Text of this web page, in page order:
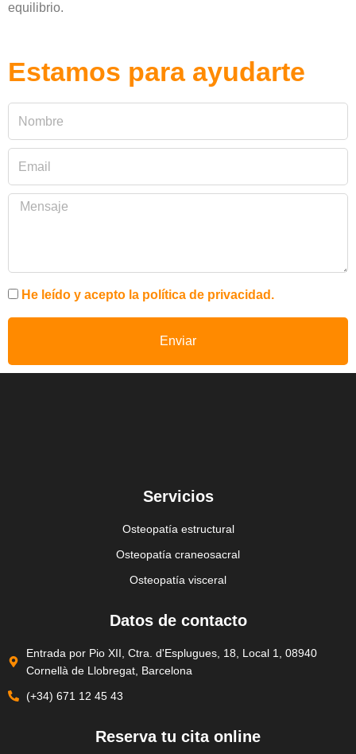
equilibrio.
Estamos para ayudarte
He leído y acepto la política de privacidad.
Enviar
Servicios
Osteopatía estructural
Osteopatía craneosacral
Osteopatía visceral
Datos de contacto
Entrada por Pio XII, Ctra. d'Esplugues, 18, Local 1, 08940
Cornellà de Llobregat, Barcelona
(+34) 671 12 45 43
Reserva tu cita online